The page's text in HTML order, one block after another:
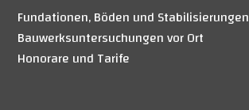
Fundationen, Böden und Stabilisierungen
Bauwerksuntersuchungen vor Ort
Honorare und Tarife